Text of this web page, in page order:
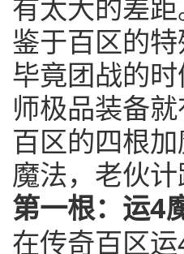
有太大的差距
鉴于百区的
毕竟团战的
师极品装备
百区的四根
魔法，老伙
第一根：运4
在传奇百区